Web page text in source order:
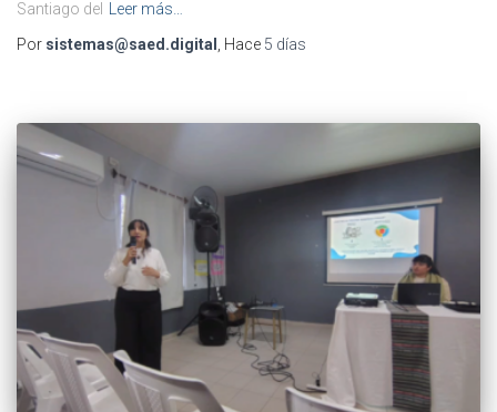
Santiago del
Leer más…
Por sistemas@saed.digital , Hace 5 días